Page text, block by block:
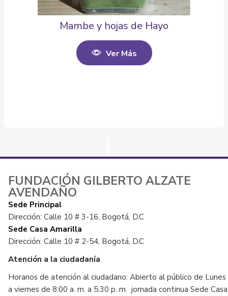
Mambe y hojas de Hayo
Ver Más
FUNDACIÓN GILBERTO ALZATE
AVENDAÑO
Sede Principal
Dirección: Calle 10 # 3-16, Bogotá, D.C
Sede Casa Amarilla
Dirección: Calle 10 # 2-54, Bogotá, D.C
Atención a la ciudadanía
Horarios de atención al ciudadano: Abierto al público de Lunes
a viernes de 8:00 a. m. a 5:30 p. m. jornada continua Sede Casa